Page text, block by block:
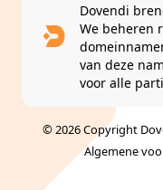
Dovendi
We beheren
van deze
voor alle
© 2026 Copyright
Algemene